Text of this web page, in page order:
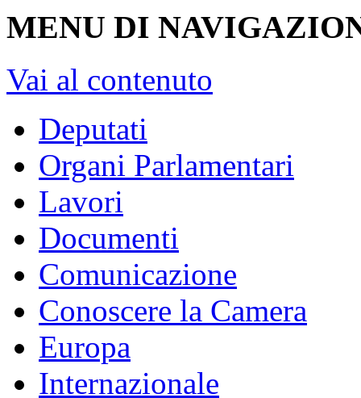
MENU DI
Vai al contenuto
Deputati
Organi Parlamentari
Lavori
Documenti
Comunicazione
Conoscere la Camera
Europa
Internazionale